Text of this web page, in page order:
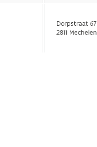
Dorpstraat 67
2811 Mechelen